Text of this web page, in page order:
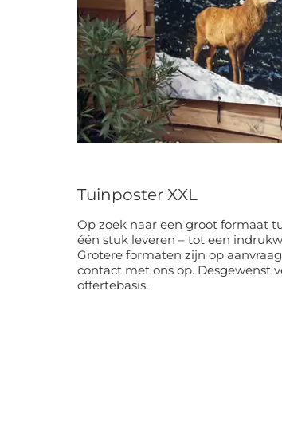
Tuinposter XXL
Op zoek naar een groot formaat
één stuk leveren – tot een
Grotere formaten zijn op
contact met ons op. Desgewenst
offertebasis.